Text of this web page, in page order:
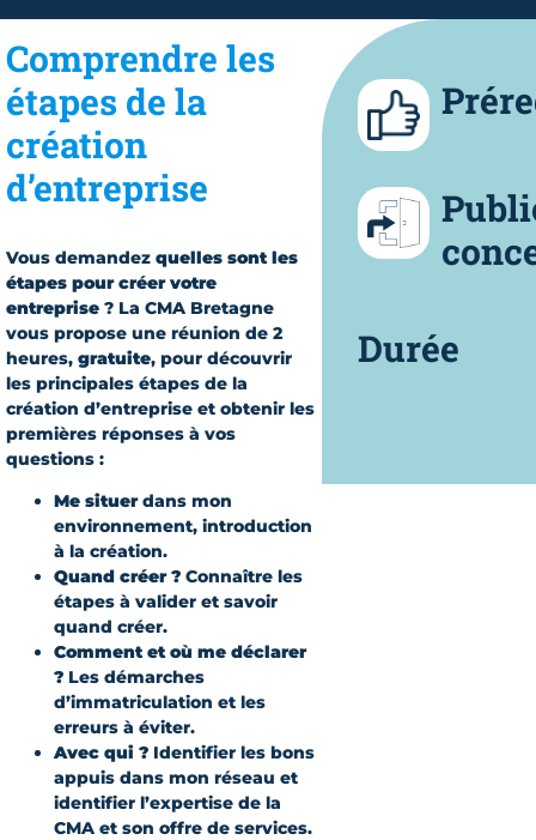
Comprendre les
étapes de la
création
d’entreprise
Vous demandez quelles sont les
étapes pour créer votre
entreprise ? La CMA Bretagne
vous propose une réunion de 2
heures, gratuite, pour découvrir
les principales étapes de la
création d’entreprise et obtenir les
premières réponses à vos
questions :
Me situerdans mon
environnement, introduction
à la création.
Quand créer ? Connaître les
étapes à valider et savoir
quand créer.
Comment et où me déclarer
? Les démarches
d’immatriculation et les
erreurs à éviter.
Avec qui ? Identifier les bons
appuis dans mon réseau et
identifier l’expertise de la
CMA et son offre de services.
Durée